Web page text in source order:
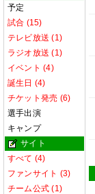
予定
試合 (15)
テレビ放送 (1)
ラジオ放送 (1)
イベント (4)
誕生日 (4)
チケット発売 (6)
選手出演
キャンプ
サイト
すべて (4)
ファンサイト (3)
チーム公式 (1)